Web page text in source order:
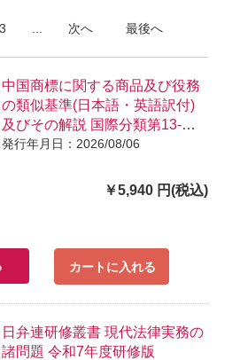
3 次へ 最後へ
中国商標に関する商品及び役務
の類似基準(日本語・英語訳付)
及びその解説 国際分類第13-
2026版対応
発行年月日：2026/08/06
￥5,940 円(税込)
カートに入れる
日弁連研修叢書 現代法律実務の
諸問題 令和7年度研修版